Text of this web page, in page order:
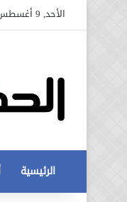
الأحد, 9 أغسطس 2026
الرئيسية